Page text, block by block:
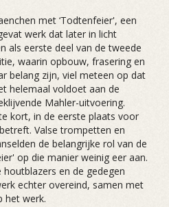
met ‘Todtenfeier', een
werk dat later in licht
als eerste deel van de tweede
waarin opbouw, frasering en
belang zijn, viel meteen op dat
helemaal voldoet aan de
Mahler-uitvoering.
kort, in de eerste plaats voor
Valse trompetten en
de belangrijke rol van de
op die manier weinig eer aan.
en de gedegen
echter overeind, samen met
het werk.